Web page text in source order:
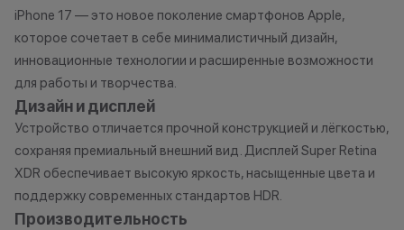
усмотрение имеет право
изменить условия акции в
одностороннем порядке.
Остались вопросы?
мессенджерах
причинам
нарушение
обоснованные
изменить
iPhone 17 — это новое поколение смартфонов Apple,
которое сочетает в себе минималистичный дизайн,
инновационные технологии и расширенные возможности
для работы и творчества.
Дизайн и дисплей
Устройство отличается прочной конструкцией и лёгкостью,
сохраняя премиальный внешний вид. Дисплей Super Retina
XDR обеспечивает высокую яркость, насыщенные цвета и
поддержку современных стандартов HDR.
Производительность